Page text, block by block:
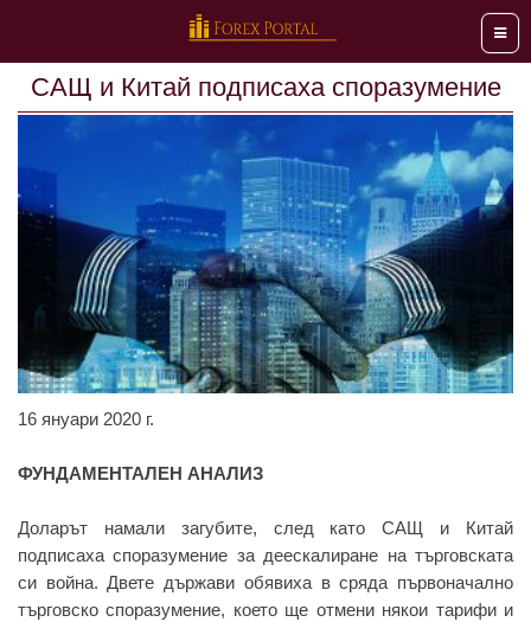
Меню
САЩ и Китай подписаха споразумение
16 януари 2020 г.
ФУНДАМЕНТАЛЕН АНАЛИЗ
Доларът намали загубите, след като САЩ и Китай
подписаха споразумение за деескалиране на търговската
си война. Двете държави обявиха в сряда първоначално
търговско споразумение, което ще отмени някои тарифи и